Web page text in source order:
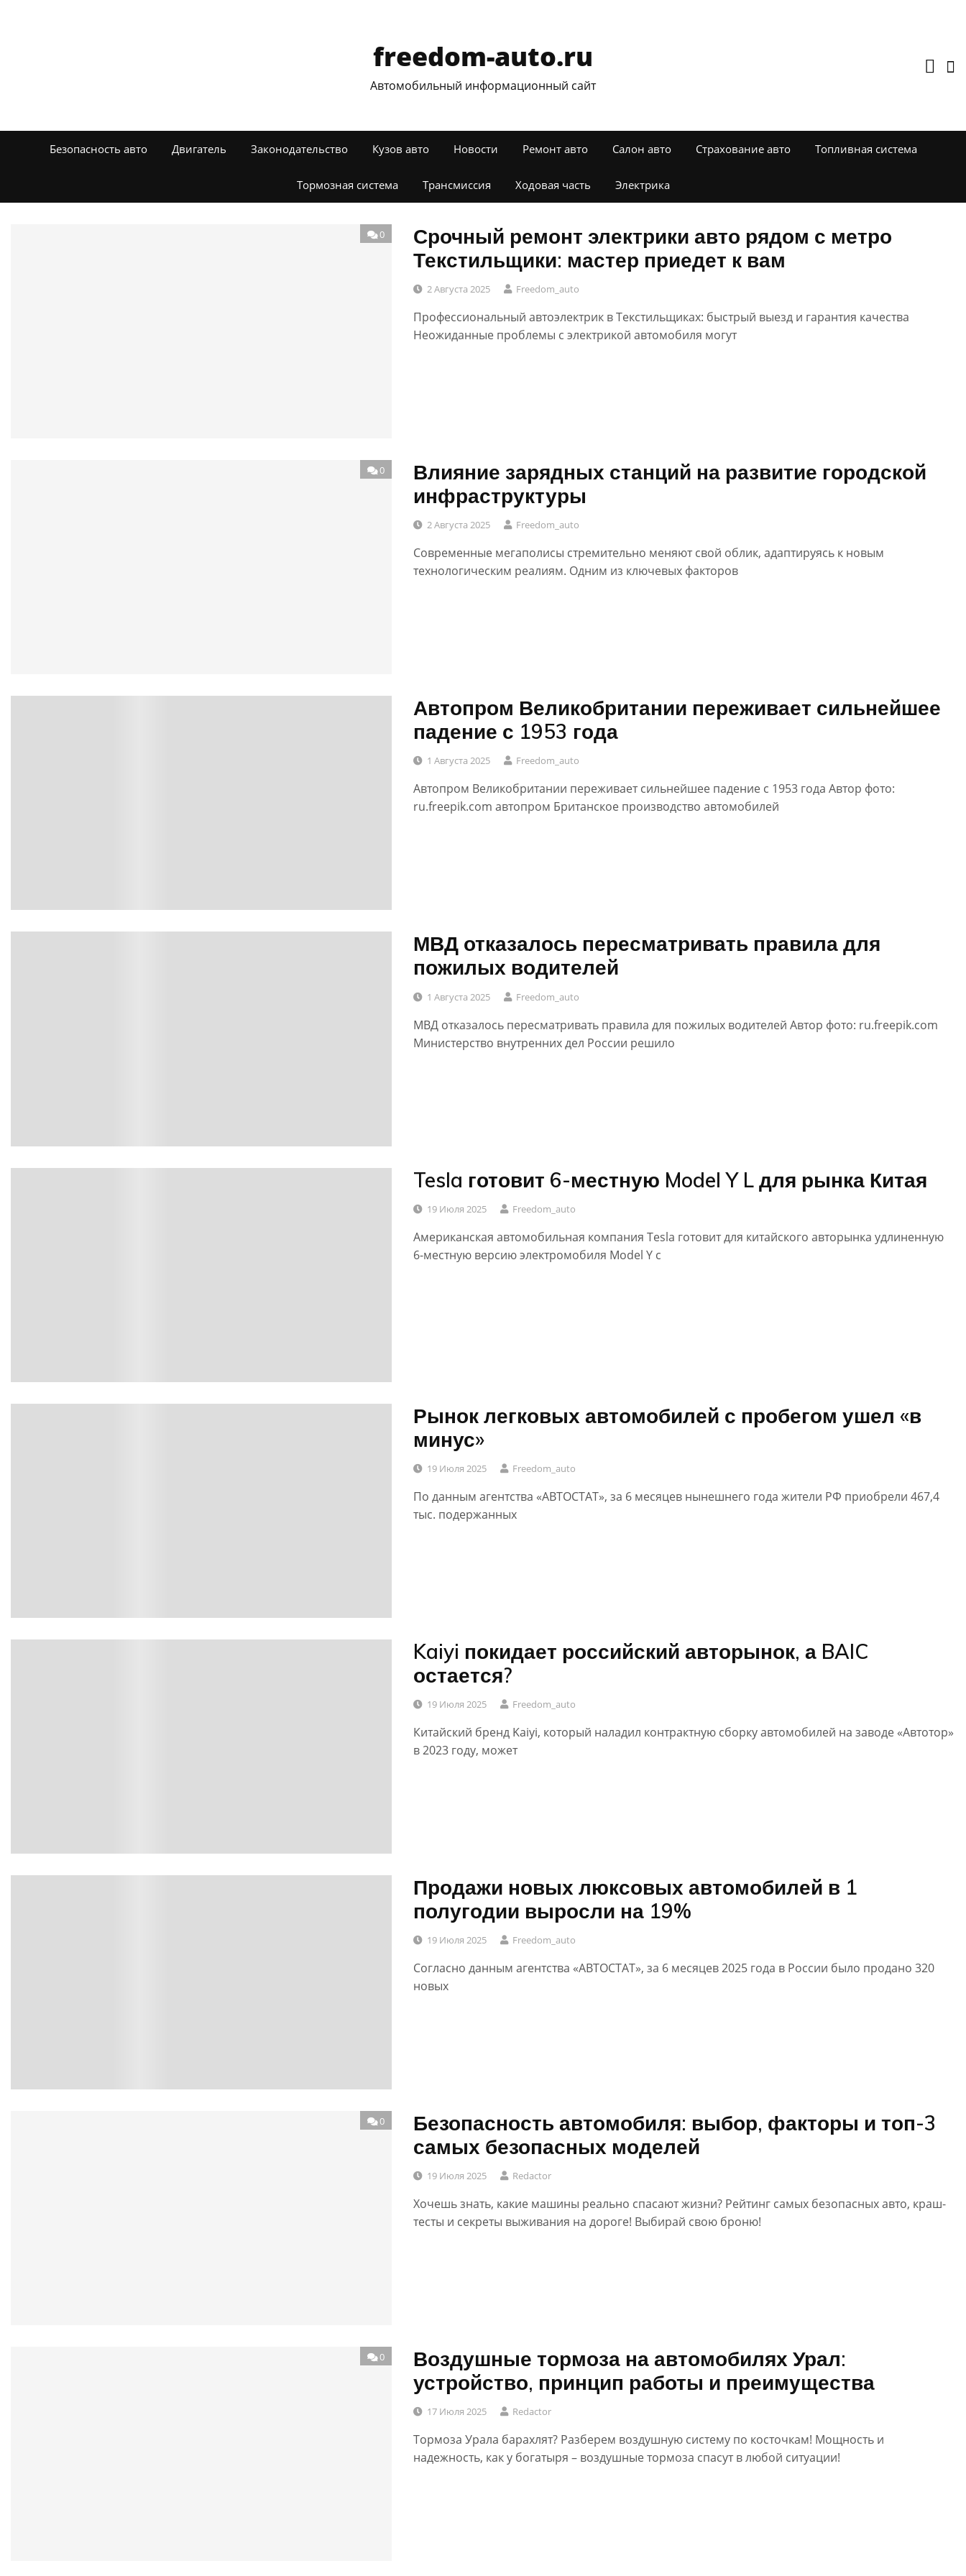
freedom-auto.ru
Автомобильный информационный сайт
Безопасность авто Двигатель Законодательство Кузов авто Новости Ремонт авто Салон авто Страхование авто Топливная система
Тормозная система Трансмиссия Ходовая часть Электрика
0
Срочный ремонт электрики авто рядом с метро
Текстильщики: мастер приедет к вам
2 Августа 2025 Freedom_auto
Профессиональный автоэлектрик в Текстильщиках: быстрый выезд и гарантия качества
Неожиданные проблемы с электрикой автомобиля могут
0
Влияние зарядных станций на развитие городской
инфраструктуры
2 Августа 2025 Freedom_auto
Современные мегаполисы стремительно меняют свой облик, адаптируясь к новым
технологическим реалиям. Одним из ключевых факторов
Автопром Великобритании переживает сильнейшее
падение с 1953 года
1 Августа 2025 Freedom_auto
Автопром Великобритании переживает сильнейшее падение с 1953 года Автор фото:
ru.freepik.com автопром Британское производство автомобилей
МВД отказалось пересматривать правила для
пожилых водителей
1 Августа 2025 Freedom_auto
МВД отказалось пересматривать правила для пожилых водителей Автор фото: ru.freepik.com
Министерство внутренних дел России решило
Tesla готовит 6-местную Model Y L для рынка Китая
19 Июля 2025 Freedom_auto
Американская автомобильная компания Tesla готовит для китайского авторынка удлиненную
6-местную версию электромобиля Model Y с
Рынок легковых автомобилей с пробегом ушел «в
минус»
19 Июля 2025 Freedom_auto
По данным агентства «АВТОСТАТ», за 6 месяцев нынешнего года жители РФ приобрели 467,4
тыс. подержанных
Kaiyi покидает российский авторынок, а BAIC
остается?
19 Июля 2025 Freedom_auto
Китайский бренд Kaiyi, который наладил контрактную сборку автомобилей на заводе «Автотор»
в 2023 году, может
Продажи новых люксовых автомобилей в 1
полугодии выросли на 19%
19 Июля 2025 Freedom_auto
Согласно данным агентства «АВТОСТАТ», за 6 месяцев 2025 года в России было продано 320
новых
0
Безопасность автомобиля: выбор, факторы и топ-3
самых безопасных моделей
19 Июля 2025 Redactor
Хочешь знать, какие машины реально спасают жизни? Рейтинг самых безопасных авто, краш-
тесты и секреты выживания на дороге! Выбирай свою броню!
0
Воздушные тормоза на автомобилях Урал:
устройство, принцип работы и преимущества
17 Июля 2025 Redactor
Тормоза Урала барахлят? Разберем воздушную систему по косточкам! Мощность и
надежность, как у богатыря – воздушные тормоза спасут в любой ситуации!